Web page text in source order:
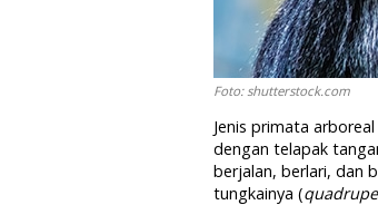
Foto: shutterstock.com
Jenis primata
dengan telapak
berjalan, berlari, dan
tungkainya (